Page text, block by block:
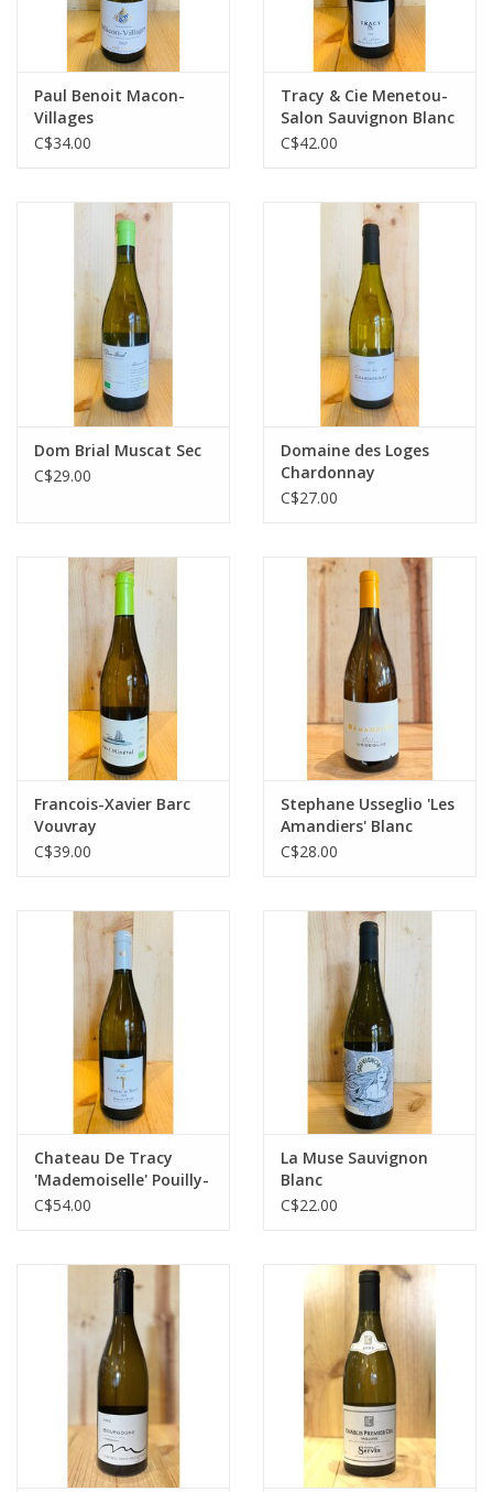
Paul Benoit Macon-
Villages
C$34.00
Tracy & Cie Menetou-
Salon Sauvignon Blanc
C$42.00
Dom Brial Muscat Sec
C$29.00
Domaine des Loges
Chardonnay
C$27.00
Francois-Xavier Barc
Vouvray
C$39.00
Stephane Usseglio 'Les
Amandiers' Blanc
C$28.00
Chateau De Tracy
'Mademoiselle' Pouilly-
Fume
C$54.00
La Muse Sauvignon
Blanc
C$22.00